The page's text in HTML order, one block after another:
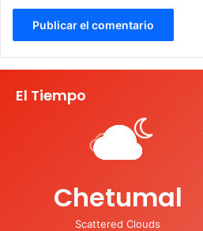
El Tiempo
Chetumal
Scattered Clouds